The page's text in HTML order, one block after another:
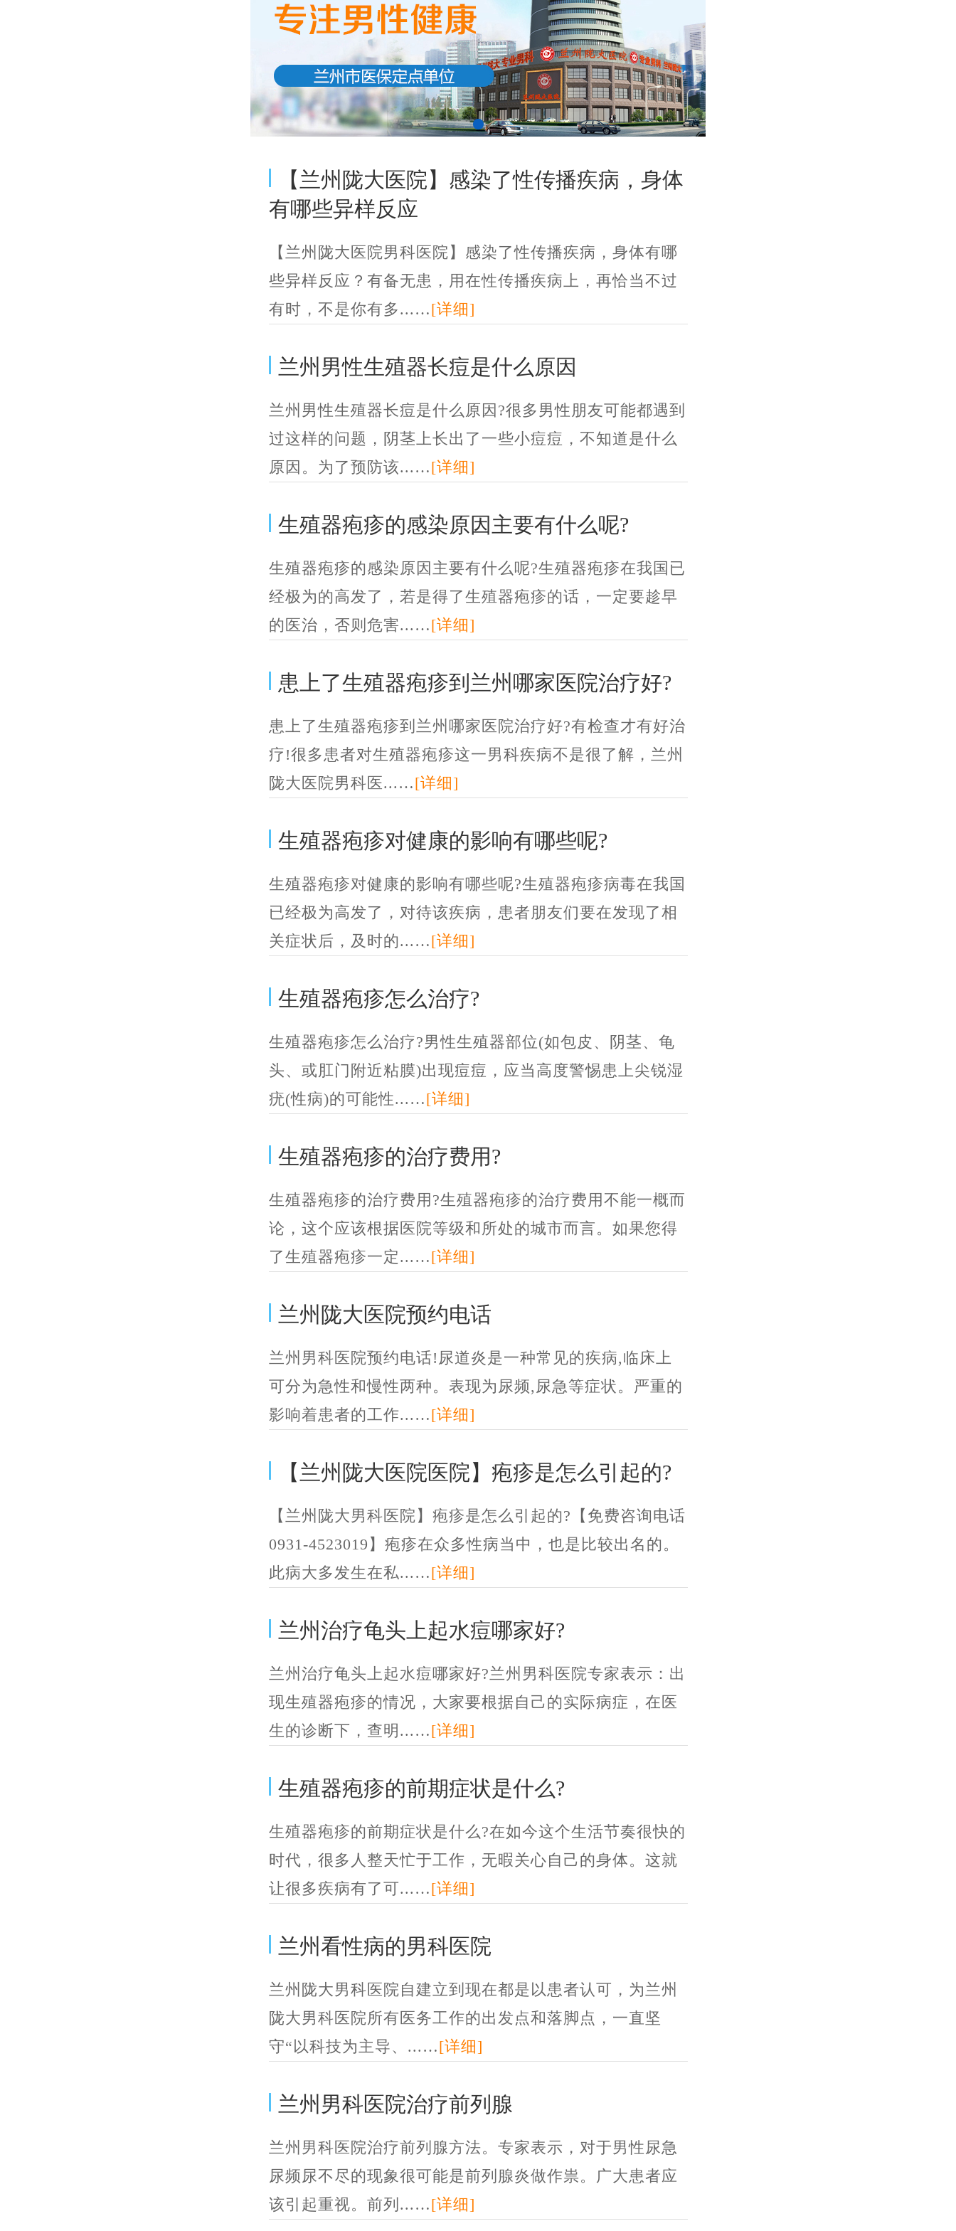
【兰州陇大医院】感染了性传播疾病，身体
有哪些异样反应
【兰州陇大医院男科医院】感染了性传播疾病，身体有哪
些异样反应？有备无患，用在性传播疾病上，再恰当不过
有时，不是你有多...…[详细]
兰州男性生殖器长痘是什么原因
兰州男性生殖器长痘是什么原因?很多男性朋友可能都遇到
过这样的问题，阴茎上长出了一些小痘痘，不知道是什么
原因。为了预防该...…[详细]
生殖器疱疹的感染原因主要有什么呢?
生殖器疱疹的感染原因主要有什么呢?生殖器疱疹在我国已
经极为的高发了，若是得了生殖器疱疹的话，一定要趁早
的医治，否则危害...…[详细]
患上了生殖器疱疹到兰州哪家医院治疗好?
患上了生殖器疱疹到兰州哪家医院治疗好?有检查才有好治
疗!很多患者对生殖器疱疹这一男科疾病不是很了解，兰州
陇大医院男科医...…[详细]
生殖器疱疹对健康的影响有哪些呢?
生殖器疱疹对健康的影响有哪些呢?生殖器疱疹病毒在我国
已经极为高发了，对待该疾病，患者朋友们要在发现了相
关症状后，及时的...…[详细]
生殖器疱疹怎么治疗?
生殖器疱疹怎么治疗?男性生殖器部位(如包皮、阴茎、龟
头、或肛门附近粘膜)出现痘痘，应当高度警惕患上尖锐湿
疣(性病)的可能性...…[详细]
生殖器疱疹的治疗费用?
生殖器疱疹的治疗费用?生殖器疱疹的治疗费用不能一概而
论，这个应该根据医院等级和所处的城市而言。如果您得
了生殖器疱疹一定...…[详细]
兰州陇大医院预约电话
兰州男科医院预约电话!尿道炎是一种常见的疾病,临床上
可分为急性和慢性两种。表现为尿频,尿急等症状。严重的
影响着患者的工作...…[详细]
【兰州陇大医院医院】疱疹是怎么引起的?
【兰州陇大男科医院】疱疹是怎么引起的?【免费咨询电话
0931-4523019】疱疹在众多性病当中，也是比较出名的。
此病大多发生在私...…[详细]
兰州治疗龟头上起水痘哪家好?
兰州治疗龟头上起水痘哪家好?兰州男科医院专家表示：出
现生殖器疱疹的情况，大家要根据自己的实际病症，在医
生的诊断下，查明...…[详细]
生殖器疱疹的前期症状是什么?
生殖器疱疹的前期症状是什么?在如今这个生活节奏很快的
时代，很多人整天忙于工作，无暇关心自己的身体。这就
让很多疾病有了可...…[详细]
兰州看性病的男科医院
兰州陇大男科医院自建立到现在都是以患者认可，为兰州
陇大男科医院所有医务工作的出发点和落脚点，一直坚
守“以科技为主导、...…[详细]
兰州男科医院治疗前列腺
兰州男科医院治疗前列腺方法。专家表示，对于男性尿急
尿频尿不尽的现象很可能是前列腺炎做作祟。广大患者应
该引起重视。前列...…[详细]